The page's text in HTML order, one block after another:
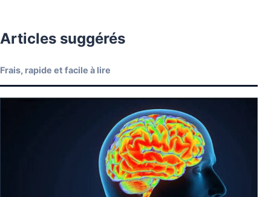
Articles suggérés
Frais, rapide et facile à lire